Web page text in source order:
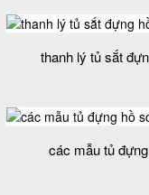
thanh lý tủ sắt
các mẫu tủ